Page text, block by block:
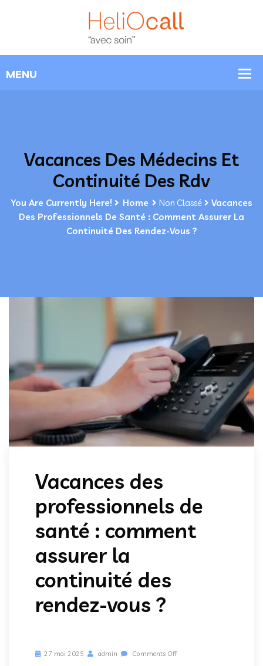
Vacances Des Médecins Et
Continuité Des Rdv
You Are Currently Here! Home Non Classé
Vacances
Des Professionnels De Santé : Comment Assurer La
Continuité Des Rendez-Vous ?
Vacances des
professionnels de
santé : comment
assurer la
continuité des
rendez-vous ?
27 mai 2025 admin Comments Off